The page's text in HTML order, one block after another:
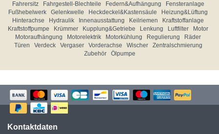
Fahrersitz
Fahrgestell-Blechteile Federn&Aufhängung
Fensteranlage
Fußhebelwerk
Gelenkwelle Heckdeckel&Kastensäule
Heizung&Lüftung
Hinterachse
Hydraulik Innenausstattung Keilriemen
Kraftstoffanlage
Kraftstoffpumpe
Krümmer Kupplung&Getriebe Lenkung Luftfilter
Motor
Motoraufhängung
Motorelektrik Motorkühlung Regulierung
Räder
Türen
Verdeck Vergaser Vorderachse Wischer
Zentralschmierung
Zubehör
Ölpumpe
Kontaktdaten